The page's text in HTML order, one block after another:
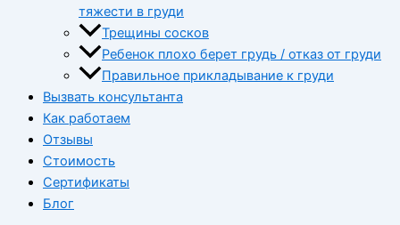
тяжести в груди
Трещины сосков
Ребенок плохо берет грудь / отказ от груди
Правильное прикладывание к груди
Вызвать консультанта
Как работаем
Отзывы
Стоимость
Сертификаты
Блог